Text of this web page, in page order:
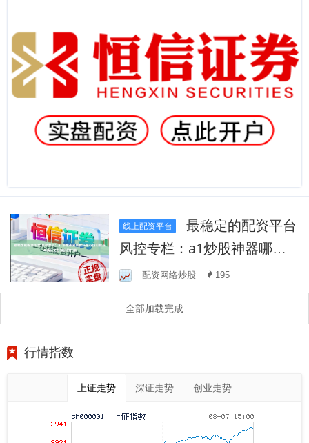
线上配资平台
最稳定的配资平台
风控专栏：a1炒股神器哪款
好在行情以修正与确认交替
推进的时期
配资网络炒股 195
全部加载完成
行情指数
上证走势 深证走势 创业走势